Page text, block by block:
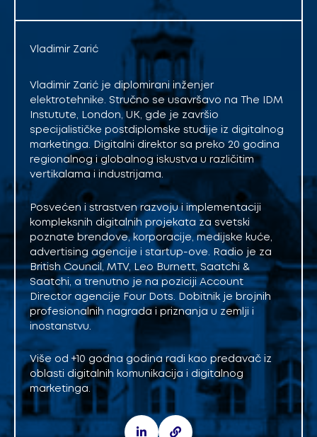
Vladimir Zarić
Vladimir Zarić je diplomirani inženjer
elektrotehnike. Stručno se usavršavo na The IDM
Instutute, London, UK, gde je završio
specijalističke postdiplomske studije iz digitalnog
marketinga. Digitalni direktor sa preko 20 godina
regionalnog i globalnog iskustva u različitim
vertikalama i industrijama.
Posvećen i strastven razvoju i implementaciji
kompleksnih digitalnih projekata za svetski
poznate brendove, korporacije, medijske kuće,
advertising agencije i startup-ove. Radio je za
British Council, MTV, Leo Burnett, Saatchi &
Saatchi, a trenutno je na poziciji Account
Director agencije Four Dots. Dobitnik je brojnih
profesionalnih nagrada i priznanja u zemlji i
inostanstvu.
Više od +10 godna godina radi kao predavač iz
oblasti digitalnih komunikacija i digitalnog
marketinga.